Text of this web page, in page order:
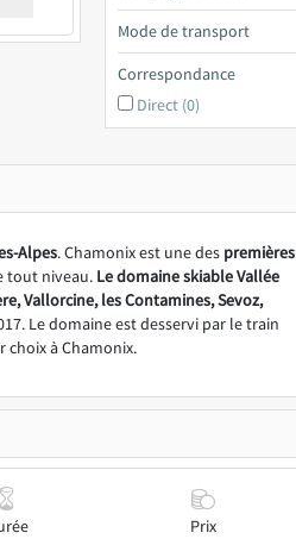
Mode de transport
Correspondance
Direct (0)
Alpes. Chamonix est une des premières
tout niveau. Le domaine skiableVallée
Vallorcine, les Contamines, Sevoz,
Le domaine est desservi par le train
choix à Chamonix.
Prix